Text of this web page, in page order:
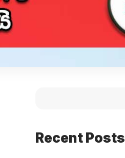
Recent Posts